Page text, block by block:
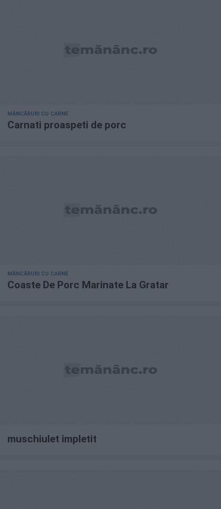
MÂNCĂRURI CU CARNE
Carnati proaspeti de porc
MÂNCĂRURI CU CARNE
Coaste De Porc Marinate La Gratar
muschiulet impletit